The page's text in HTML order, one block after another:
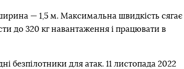
— 1,5 м. Максимальна швидкість сягає
до 320 кг навантаження і працювати в
безпілотники для атак. 11 листопада 2022